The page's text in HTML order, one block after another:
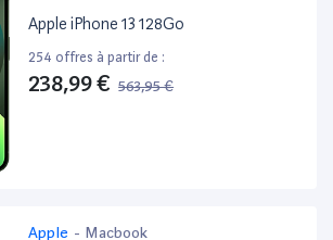
Apple iPhone 13 128Go
254 offres à partir de :
238,99 € 563,95 €
Apple - Macbook